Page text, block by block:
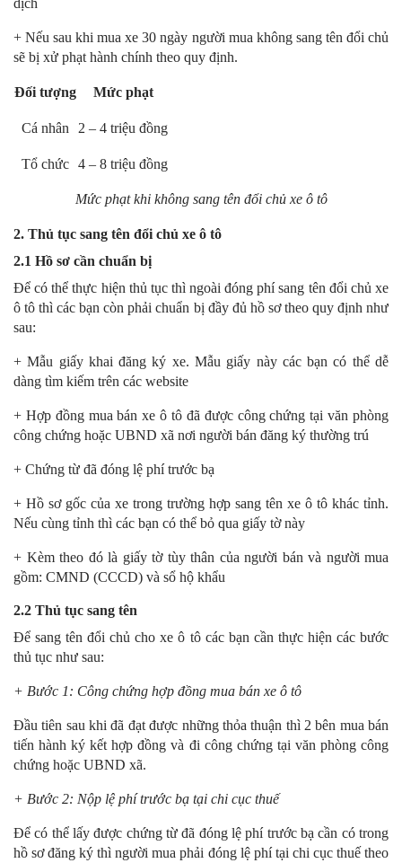
+ Nếu sau khi mua xe 30 ngày người mua không sang tên đổi chủ
sẽ bị xử phạt hành chính theo quy định.
Đối tượng Mức phạt
Cá nhân 2 – 4 triệu đồng
Tổ chức 4 – 8 triệu đồng
Mức phạt khi không sang tên đổi chủ xe ô tô
2. Thủ tục sang tên đổi chủ xe ô tô
2.1 Hồ sơ cần chuẩn bị
Để có thể thực hiện thủ tục thì ngoài đóng phí sang tên đổi chủ xe
ô tô thì các bạn còn phải chuẩn bị đầy đủ hồ sơ theo quy định như
sau:
+ Mẫu giấy khai đăng ký xe. Mẫu giấy này các bạn có thể dễ
dàng tìm kiếm trên các website
+ Hợp đồng mua bán xe ô tô đã được công chứng tại văn phòng
công chứng hoặc UBND xã nơi người bán đăng ký thường trú
+ Chứng từ đã đóng lệ phí trước bạ
+ Hồ sơ gốc của xe trong trường hợp sang tên xe ô tô khác tỉnh.
Nếu cùng tỉnh thì các bạn có thể bỏ qua giấy tờ này
+ Kèm theo đó là giấy tờ tùy thân của người bán và người mua
gồm: CMND (CCCD) và sổ hộ khẩu
2.2 Thủ tục sang tên
Để sang tên đổi chủ cho xe ô tô các bạn cần thực hiện các bước
thủ tục như sau:
+ Bước 1: Công chứng hợp đồng mua bán xe ô tô
Đầu tiên sau khi đã đạt được những thỏa thuận thì 2 bên mua bán
tiến hành ký kết hợp đồng và đi công chứng tại văn phòng công
chứng hoặc UBND xã.
+ Bước 2: Nộp lệ phí trước bạ tại chi cục thuế
Để có thể lấy được chứng từ đã đóng lệ phí trước bạ cần có trong
hồ sơ đăng ký thì người mua phải đóng lệ phí tại chi cục thuế theo